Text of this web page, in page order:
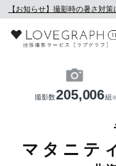
【お知らせ】撮影時の暑さ対策
撮影数205,006組 ※
マタニテ